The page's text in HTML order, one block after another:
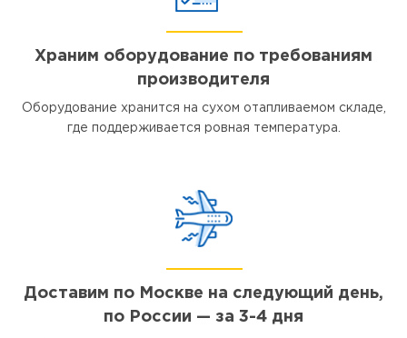
Храним оборудование по требованиям
производителя
Оборудование хранится на сухом отапливаемом складе,
где поддерживается ровная температура.
Доставим по Москве на следующий день,
по России — за 3-4 дня